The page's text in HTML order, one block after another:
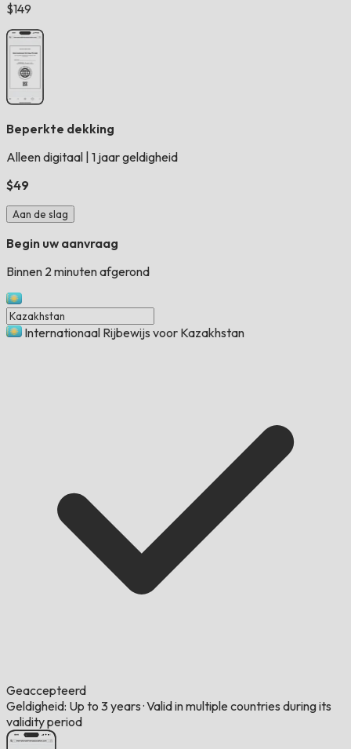
$149
Beperkte dekking
Alleen digitaal 1 jaar geldigheid
$49
Aan de slag
Begin uw aanvraag
Binnen 2 minuten afgerond
Internationaal Rijbewijs voor Kazakhstan
Geaccepteerd
Geldigheid: Up to 3 years ·Valid in multiple countries during its
validity period